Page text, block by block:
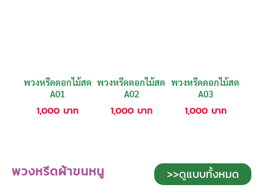
พวงหรีดดอกไม้สด
A01
1,000 บาท
พวงหรีดดอกไม้สด
A02
1,000 บาท
พวงหรีดดอกไม้สด
A03
1,000 บาท
พวงหรีดผ้าขนหนู >>ดูแบบทั้งหมด